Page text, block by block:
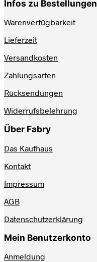
der
Infos zu Bestellungen
Warenverfügbarkeit
Lieferzeit
Versandkosten
Zahlungsarten
Rücksendungen
Widerrufsbelehrung
Über Fabry
Das Kaufhaus
Kontakt
Impressum
AGB
Datenschutzerklärung
Mein Benutzerkonto
Anmeldung